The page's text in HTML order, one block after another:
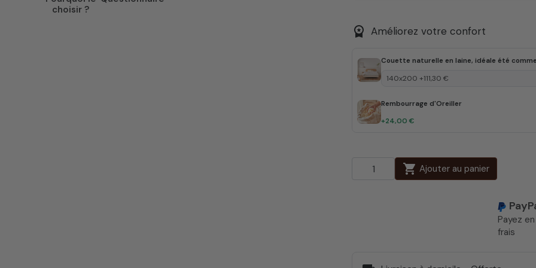
choisir ?
workspace_premium Améliorez votre confort
Couette naturelle en laine, idéale été
Rembourrage d'Oreiller
+24,00 €
shopping_cart Ajouter au panier
Payez en
frais